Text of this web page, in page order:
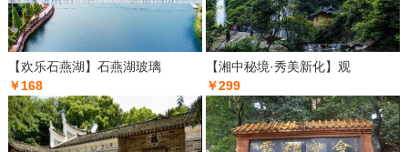
【欢乐石燕湖】石燕湖玻璃
￥168
【湘中秘境·秀美新化】观
￥299